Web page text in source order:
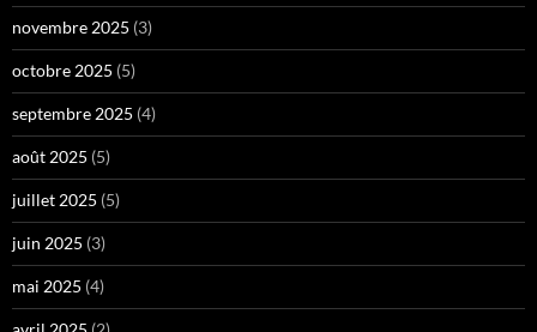
novembre 2025 (3)
octobre 2025 (5)
septembre 2025 (4)
août 2025 (5)
juillet 2025 (5)
juin 2025 (3)
mai 2025 (4)